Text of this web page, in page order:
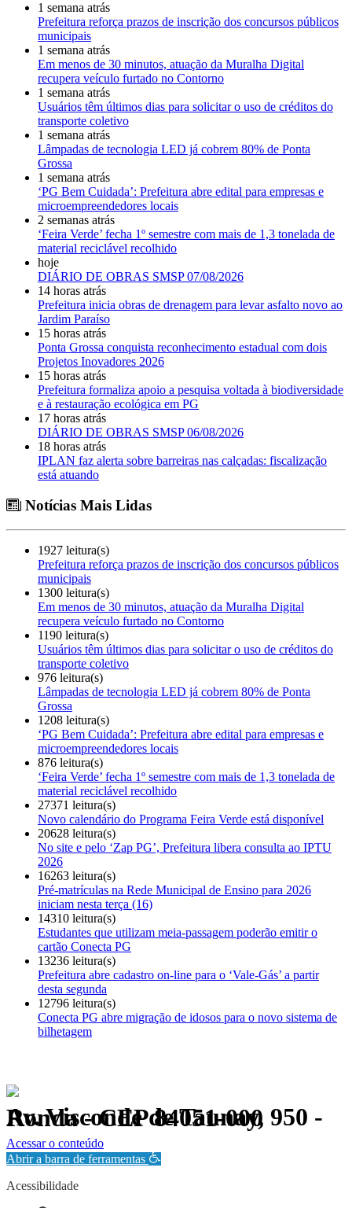
1 semana atrás
Prefeitura reforça prazos de inscrição dos concursos públicos
municipais
1 semana atrás
Em menos de 30 minutos, atuação da Muralha Digital
recupera veículo furtado no Contorno
1 semana atrás
Usuários têm últimos dias para solicitar o uso de créditos do
transporte coletivo
1 semana atrás
Lâmpadas de tecnologia LED já cobrem 80% de Ponta
Grossa
1 semana atrás
‘PG Bem Cuidada’: Prefeitura abre edital para empresas e
microempreendedores locais
2 semanas atrás
‘Feira Verde’ fecha 1º semestre com mais de 1,3 tonelada de
material reciclável recolhido
hoje
DIÁRIO DE OBRAS SMSP 07/08/2026
14 horas atrás
Prefeitura inicia obras de drenagem para levar asfalto novo ao
Jardim Paraíso
15 horas atrás
Ponta Grossa conquista reconhecimento estadual com dois
Projetos Inovadores 2026
15 horas atrás
Prefeitura formaliza apoio a pesquisa voltada à biodiversidade
e à restauração ecológica em PG
17 horas atrás
DIÁRIO DE OBRAS SMSP 06/08/2026
18 horas atrás
IPLAN faz alerta sobre barreiras nas calçadas: fiscalização
está atuando
Notícias Mais Lidas
1927 leitura(s)
Prefeitura reforça prazos de inscrição dos concursos públicos
municipais
1300 leitura(s)
Em menos de 30 minutos, atuação da Muralha Digital
recupera veículo furtado no Contorno
1190 leitura(s)
Usuários têm últimos dias para solicitar o uso de créditos do
transporte coletivo
976 leitura(s)
Lâmpadas de tecnologia LED já cobrem 80% de Ponta
Grossa
1208 leitura(s)
‘PG Bem Cuidada’: Prefeitura abre edital para empresas e
microempreendedores locais
876 leitura(s)
‘Feira Verde’ fecha 1º semestre com mais de 1,3 tonelada de
material reciclável recolhido
27371 leitura(s)
Novo calendário do Programa Feira Verde está disponível
20628 leitura(s)
No site e pelo ‘Zap PG’, Prefeitura libera consulta ao IPTU
2026
16263 leitura(s)
Pré-matrículas na Rede Municipal de Ensino para 2026
iniciam nesta terça (16)
14310 leitura(s)
Estudantes que utilizam meia-passagem poderão emitir o
cartão Conecta PG
13236 leitura(s)
Prefeitura abre cadastro on-line para o ‘Vale-Gás’ a partir
desta segunda
12796 leitura(s)
Conecta PG abre migração de idosos para o novo sistema de
bilhetagem
Av. Visconde de Taunay, 950 - Ronda - CEP 84051-000
Política de Privacidade.
Acessar o conteúdo
Abrir a barra de ferramentas
Acessibilidade